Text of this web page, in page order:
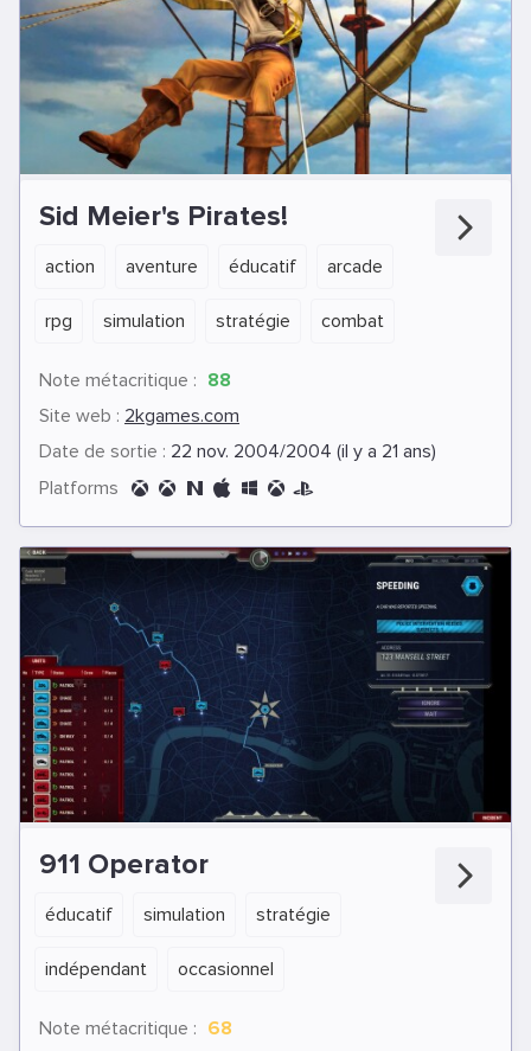
Sid Meier's Pirates!
action aventure éducatif arcade
rpg simulation stratégie combat
Note métacritique : 88
Site web : 2kgames.com
Date de sortie : 22 nov. 2004/2004 (il y a 21 ans)
Platforms
911 Operator
éducatif simulation stratégie
indépendant occasionnel
Note métacritique : 68